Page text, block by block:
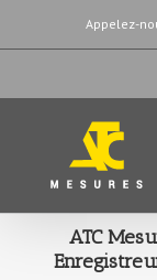
Appelez-
ATC